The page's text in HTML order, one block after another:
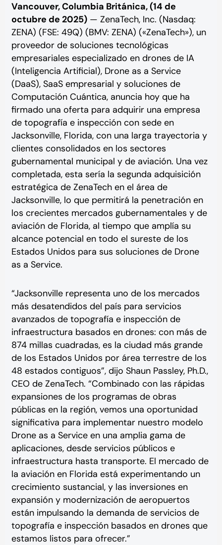
Vancouver, Columbia Británica, (14 de
octubre de 2025)— ZenaTech, Inc. (Nasdaq:
ZENA) (FSE: 49Q) (BMV: ZENA) («ZenaTech»), un
proveedor de soluciones tecnológicas
empresariales especializado en drones de IA
(Inteligencia Artificial), Drone as a Service
(DaaS), SaaS empresarial y soluciones de
Computación Cuántica, anuncia hoy que ha
firmado una oferta para adquirir una empresa
de topografía e inspección con sede en
Jacksonville, Florida, con una larga trayectoria y
clientes consolidados en los sectores
gubernamental municipal y de aviación. Una vez
completada, esta sería la segunda adquisición
estratégica de ZenaTech en el área de
Jacksonville, lo que permitirá la penetración en
los crecientes mercados gubernamentales y de
aviación de Florida, al tiempo que amplía su
alcance potencial en todo el sureste de los
Estados Unidos para sus soluciones de Drone
as a Service.
“Jacksonville representa uno de los mercados
más desatendidos del país para servicios
avanzados de topografía e inspección de
infraestructura basados en drones: con más de
874 millas cuadradas, es la ciudad más grande
de los Estados Unidos por área terrestre de los
48 estados contiguos”, dijo Shaun Passley, Ph.D.,
CEO de ZenaTech. “Combinado con las rápidas
expansiones de los programas de obras
públicas en la región, vemos una oportunidad
significativa para implementar nuestro modelo
Drone as a Service en una amplia gama de
aplicaciones, desde servicios públicos e
infraestructura hasta transporte. El mercado de
la aviación en Florida está experimentando un
crecimiento sustancial, y las inversiones en
expansión y modernización de aeropuertos
están impulsando la demanda de servicios de
topografía e inspección basados en drones que
estamos listos para ofrecer.”